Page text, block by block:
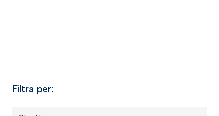
Filtra per: